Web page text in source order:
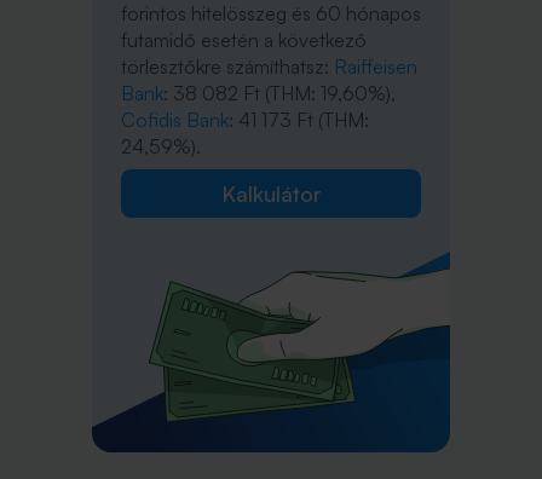
forintos hitelösszeg és 60 hónapos
futamidő esetén a következő
törlesztőkre számíthatsz: Raiffeisen
Bank: 38 082 Ft (THM: 19,60%),
Cofidis Bank: 41 173 Ft (THM:
24,59%).
Kalkulátor